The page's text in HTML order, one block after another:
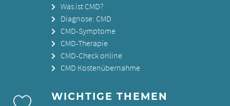
Was ist CMD?
Diagnose: CMD
CMD-Symptome
CMD-Therapie
CMD-Check online
CMD Kostenübernahme
WICHTIGE THEMEN